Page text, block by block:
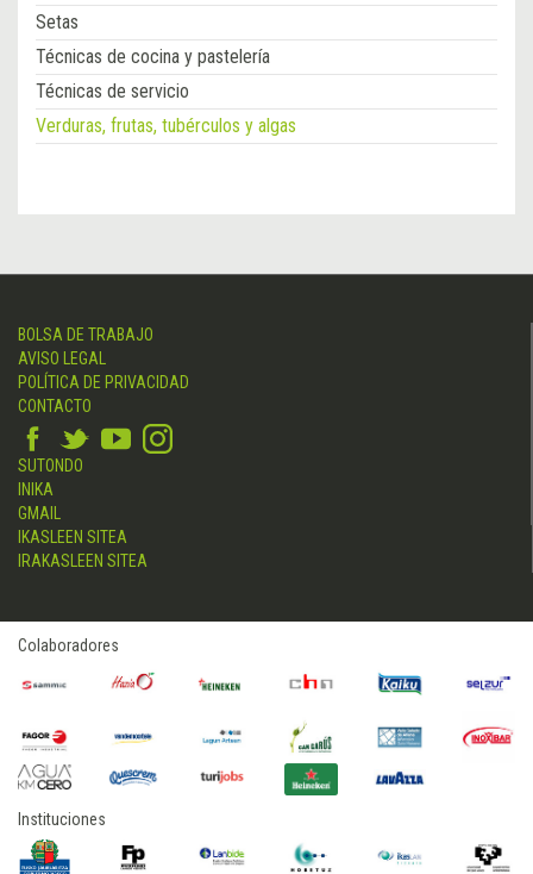
Setas
Técnicas de cocina y pastelería
Técnicas de servicio
Verduras, frutas, tubérculos y algas
BOLSA DE TRABAJO
AVISO LEGAL
POLÍTICA DE PRIVACIDAD
CONTACTO
SUTONDO
INIKA
GMAIL
IKASLEEN SITEA
IRAKASLEEN SITEA
Colaboradores
Instituciones